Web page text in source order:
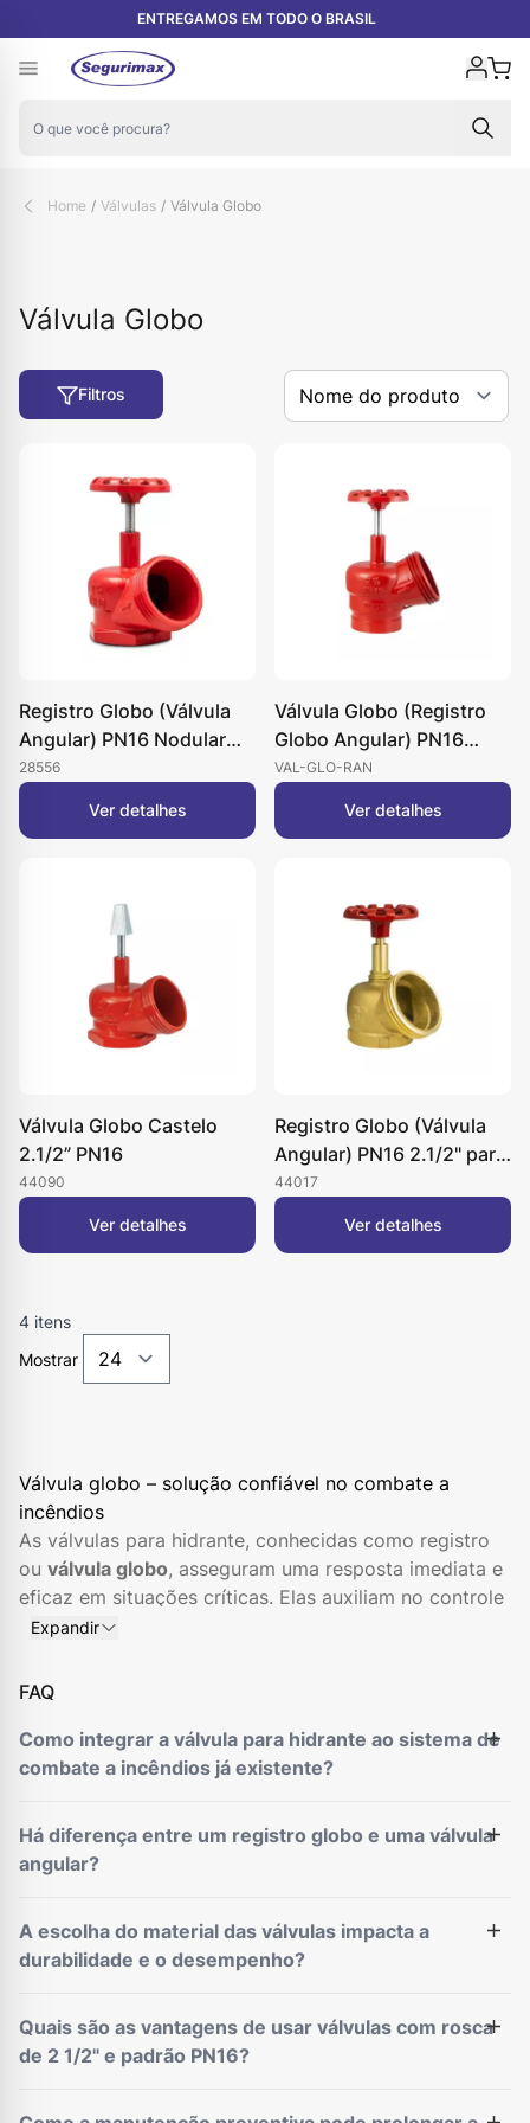
Pular para o conteúdoENTREGAMOS EM TODO O BRASIL
Home / Válvulas / Válvula Globo
Filtros
Válvula Globo
Registro Globo (Válvula
Angular) PN16 Nodular
2.1/2” x 45º
28556
Ver detalhes
Válvula Globo (Registro
Globo Angular) PN16
Nodular 2.1/2” x 45º
Ranhurada
VAL-GLO-RAN
Ver detalhes
Válvula Globo Castelo
2.1/2” PN16
44090
Ver detalhes
Registro Globo (Válvula
Angular) PN16 2.1/2" para
Hidrante x 45º em Latão
44017
Ver detalhes
4 itens
Mostrar
Válvula globo – solução confiável no combate a
incêndios
As válvulas para hidrante, conhecidas como registro
ou válvula globo, asseguram uma resposta imediata e
eficaz em situações críticas. Elas auxiliam no controle
de fluidos variados, a depender da instalação, e se
manutenção.
Aqui, na Segurimax, você encontra válvula globo feita
em latão e ferro fundido de alta resistência e haste de
durabilidade. Os produtos surpreendem pela
qualidade e pela segurança de uso.
Certificação e qualidade única
válvulasseguem normas reconhecidas nacionalmente.
A válvula globo atende aos padrões da NBR 16021,
manutenção para válvulas e acessórios para
hidrantes.
Com essa preocupação, você tem uma garantia de
Expandir
FAQ
Como integrar a válvula para hidrante ao sistema de
combate a incêndios já existente?
Há diferença entre um registro globo e uma válvula
angular?
A escolha do material das válvulas impacta a
durabilidade e o desempenho?
Quais são as vantagens de usar válvulas com rosca
de 2 1/2" e padrão PN16?